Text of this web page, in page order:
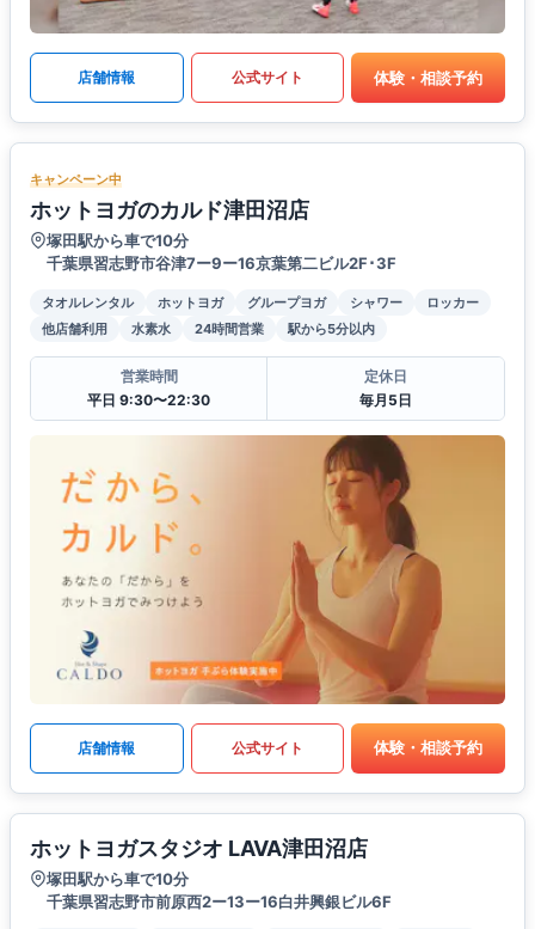
店舗情報 公式サイト 体験・相談予約
キャンペーン中
ホットヨガのカルド津田沼店
塚田駅から車で10分
千葉県習志野市谷津7ー9ー16京葉第二ビル2F･3F
タオルレンタル ホットヨガ グループヨガ シャワー
ロッカー
他店舗利用
水素水 24時間営業 駅から5分以内
営業時間
平日 9:30〜22:30
定休日
毎月5日
店舗情報 公式サイト 体験・相談予約
ホットヨガスタジオ LAVA津田沼店
塚田駅から車で10分
千葉県習志野市前原西2ー13ー16白井興銀ビル6F